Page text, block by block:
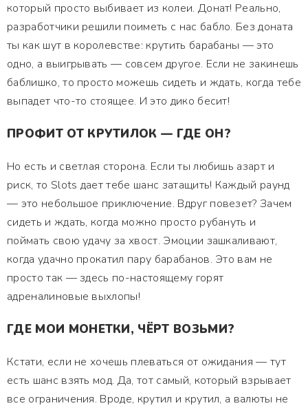
который просто выбивает из колеи. Донат! Реально,
разработчики решили поиметь с нас бабло. Без доната
ты как шут в королевстве: крутить барабаны — это
одно, а выигрывать — совсем другое. Если не закинешь
баблишко, то просто можешь сидеть и ждать, когда тебе
выпадет что-то стоящее. И это дико бесит!
ПРОФИТ ОТ КРУТИЛОК — ГДЕ ОН?
Но есть и светлая сторона. Если ты любишь азарт и
риск, то Slots дает тебе шанс затащить! Каждый раунд
— это небольшое приключение. Вдруг повезет? Зачем
сидеть и ждать, когда можно просто рубануть и
поймать свою удачу за хвост. Эмоции зашкаливают,
когда удачно прокатил пару барабанов. Это вам не
просто так — здесь по-настоящему горят
адреналиновые выхлопы!
ГДЕ МОИ МОНЕТКИ, ЧЁРТ ВОЗЬМИ?
Кстати, если не хочешь плеваться от ожидания — тут
есть шанс взять мод. Да, тот самый, который взрывает
все ограничения. Вроде, крутил и крутил, а валюты не